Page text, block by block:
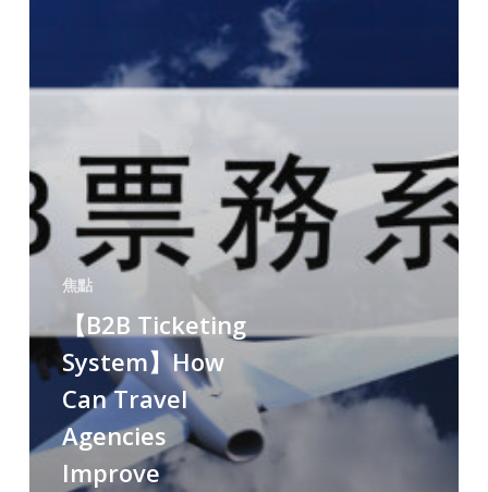
焦點
【B2B Ticketing
System】How
Can Travel
Agencies
Improve